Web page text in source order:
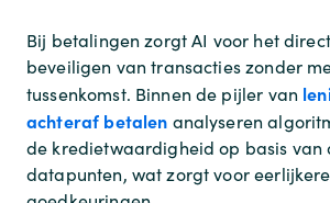
Bij betalingen zorgt AI voor het
beveiligen van transacties zonder
tussenkomst. Binnen de pijler van
achteraf betalen analyseren
de kredietwaardigheid op basis van
datapunten, wat zorgt voor